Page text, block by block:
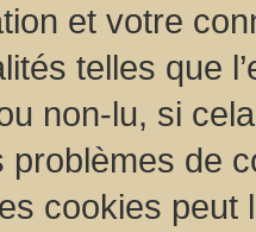
et votre
telles que
non-lu, si
de
cookies peut